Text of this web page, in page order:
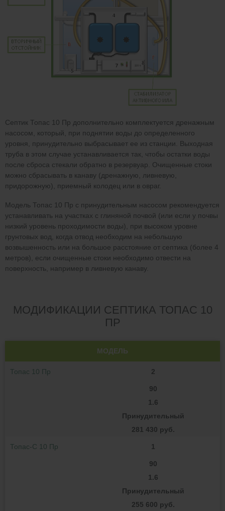
Септик Топас 10 Пр дополнительно комплектуется дренажным
насосом, который, при поднятии воды до определенного
уровня, принудительно выбрасывает ее из станции. Выходная
труба в этом случае устанавливается так, чтобы остатки воды
после сброса стекали обратно в резервуар. Очищенные стоки
можно сбрасывать в канаву (дренажную, ливневую,
придорожную), приемный колодец или в овраг.
Модель Топас 10 Пр с принудительным насосом рекомендуется
устанавливать на участках с глиняной почвой (или если у почвы
низкий уровень проходимости воды), при высоком уровне
грунтовых вод, когда отвод необходим на небольшую
возвышенность или на большое расстояние от септика (более 4
метров), если очищенные стоки необходимо отвести на
поверхность, например в ливневую канаву.
МОДИФИКАЦИИ СЕПТИКА ТОПАС 10
ПР
МОДЕЛЬ
Топас 10 Пр 2
90
1.6
Принудительный
281 430 руб.
Топас-С 10 Пр 1
90
1.6
Принудительный
255 600 руб.